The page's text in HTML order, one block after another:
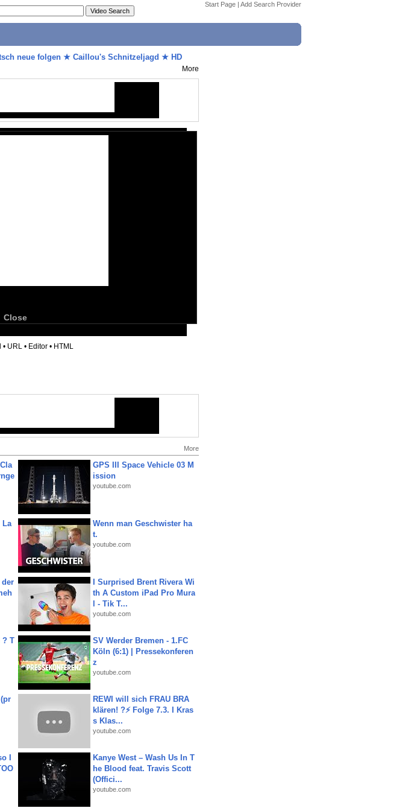
Start Page | Add Search Provider
neue folgen ★ Caillou's Schnitzeljagd ★ HD
More
Close
• URL • Editor • HTML
More
GPS III Space Vehicle 03 M
ission
youtube.com
La
Wenn man Geschwister ha
t.
youtube.com
der
I Surprised Brent Rivera Wi
th A Custom iPad Pro Mura
l - Tik T...
youtube.com
? T
SV Werder Bremen - 1.FC
Köln (6:1) | Pressekonferen
z
youtube.com
REWI will sich FRAU BRA
klären! ?⚡️ Folge 7.3. I Kras
s Klas...
youtube.com
I
Kanye West – Wash Us In T
he Blood feat. Travis Scott
(Offici...
youtube.com